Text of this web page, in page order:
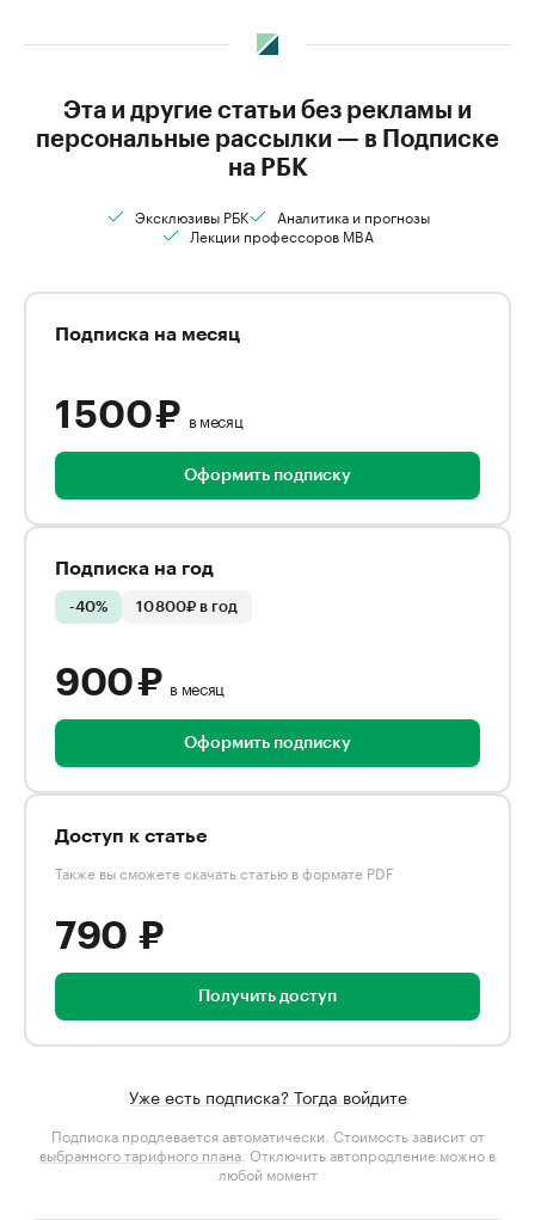
Эта и другие статьи без рекламы и
персональные рассылки — в Подписке
на РБК
Эксклюзивы РБК
Аналитика и прогнозы
Лекции профессоров MBA
Подписка на месяц
1 500 ₽ в месяц
Оформить подписку
Подписка на год
-40% 10 800₽ в год
900 ₽ в месяц
Оформить подписку
Доступ к статье
Также вы сможете скачать статью в формате PDF
790 ₽
Получить доступ
Уже есть подписка? Тогда войдите
Подписка продлевается автоматически. Стоимость зависит от
выбранного тарифного плана . Отключить автопродление можно в
любой момент